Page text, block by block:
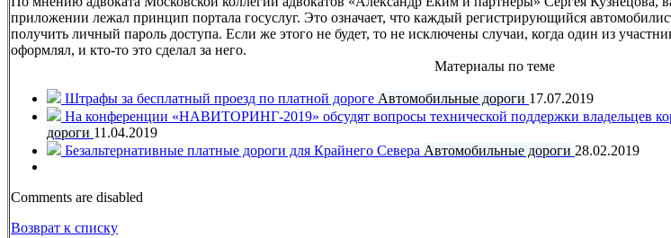
приложении лежал принцип портала госуслуг. Это означает, что каждый регистрирующийся
получить личный пароль доступа. Если же этого не будет, то не исключены случаи, когда один из
оформлял, и кто-то это сделал за него.
Материалы по теме
Штрафы за бесплатный проезд по платной дороге Автомобильные дороги 17.07.2019
На конференции «НАВИТОРИНГ-2019» обсудят вопросы технической поддержки владельцев
дороги 11.04.2019
Безальтернативные платные дороги для Крайнего Севера Автомобильные дороги 28.02.2019
Comments are disabled
Возврат к списку